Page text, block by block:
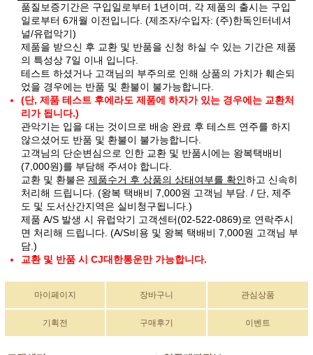
품질보증기간은 구입일로부터 1년이며, 각 제품의 출시는 구입
일로부터 6개월 이전입니다. (제조자/수입자: (주)한독인터네셔
널/유럽악기)
제품을 받으신 후 교환 및 반품을 신청 하실 수 있는 기간은 제품
의 특성상 7일 이내 입니다.
테스트 하셨거나 고객님의 부주의로 인해 상품의 가치가 훼손되
었을 경우에는 반품 및 환불이 불가능합니다.
(단, 제품 테스트 후에라도 제품에 하자가 있는 경우에는 교환처
리가 됩니다.)
관악기는 입을 대는 것이므로 배송 완료 후 테스트 연주를 하지
않으셨어도 반품 및 환불이 불가능합니다.
고객님의 단순변심으로 인한 교환 및 반품시에는 왕복택배비
(7,000원)를 부담해 주셔야 합니다.
교환 및 환불은 제품수거 후 상품의 상태여부를 확인하고 신속히
처리해 드립니다. (왕복 택배비 7,000원 고객님 부담. / 단, 제주
도 및 도서산간지역은 실비청구됩니다.)
제품 A/S 발생 시 유럽악기 고객센터(02-522-0869)로 연락주시
면 처리해 드립니다. (A/S비용 및 왕복 택배비 7,000원 고객님 부
담.)
교환 및 반품 시 CJ대한통운만 가능합니다.
마이페이지 장바구니 관심상품
기획전 구매후기 이벤트